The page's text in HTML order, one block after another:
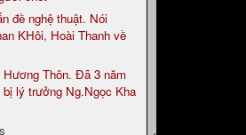
đề nghệ thuật. Nói
KHôi, Hoài Thanh về
Hương Thôn. Đã 3 năm
lý trưởng Ng.Ngọc Kha